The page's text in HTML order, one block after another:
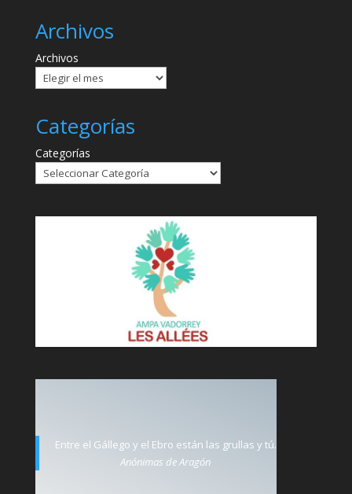
Archivos
Archivos
Categorías
Categorías
Entre el Gállego y el Ebro están las grullas y tú.
Anónimas de Aragón